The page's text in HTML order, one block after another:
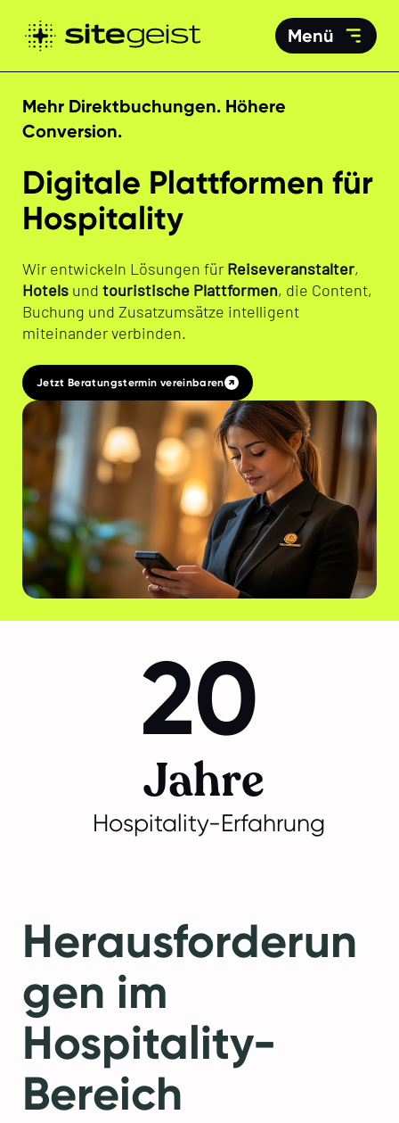
Menü
Mehr Direktbuchungen. Höhere
Conversion.
Digitale Plattformen für
Hospitality
Wir entwickeln Lösungen für Reiseveranstalter,
Hotels und touristische Plattformen, die Content,
Buchung und Zusatzumsätze intelligent
miteinander verbinden.
Jetzt Beratungstermin vereinbaren
20
Jahre
Hospitality-Erfahrung
Herausforderun
gen im
Hospitality-
Bereich